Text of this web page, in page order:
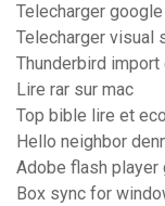
Telecharger
Telecharger visual
Thunderbird
Lire rar sur mac
Top bible lire et
Hello neighbor
Adobe flash player
Box sync for